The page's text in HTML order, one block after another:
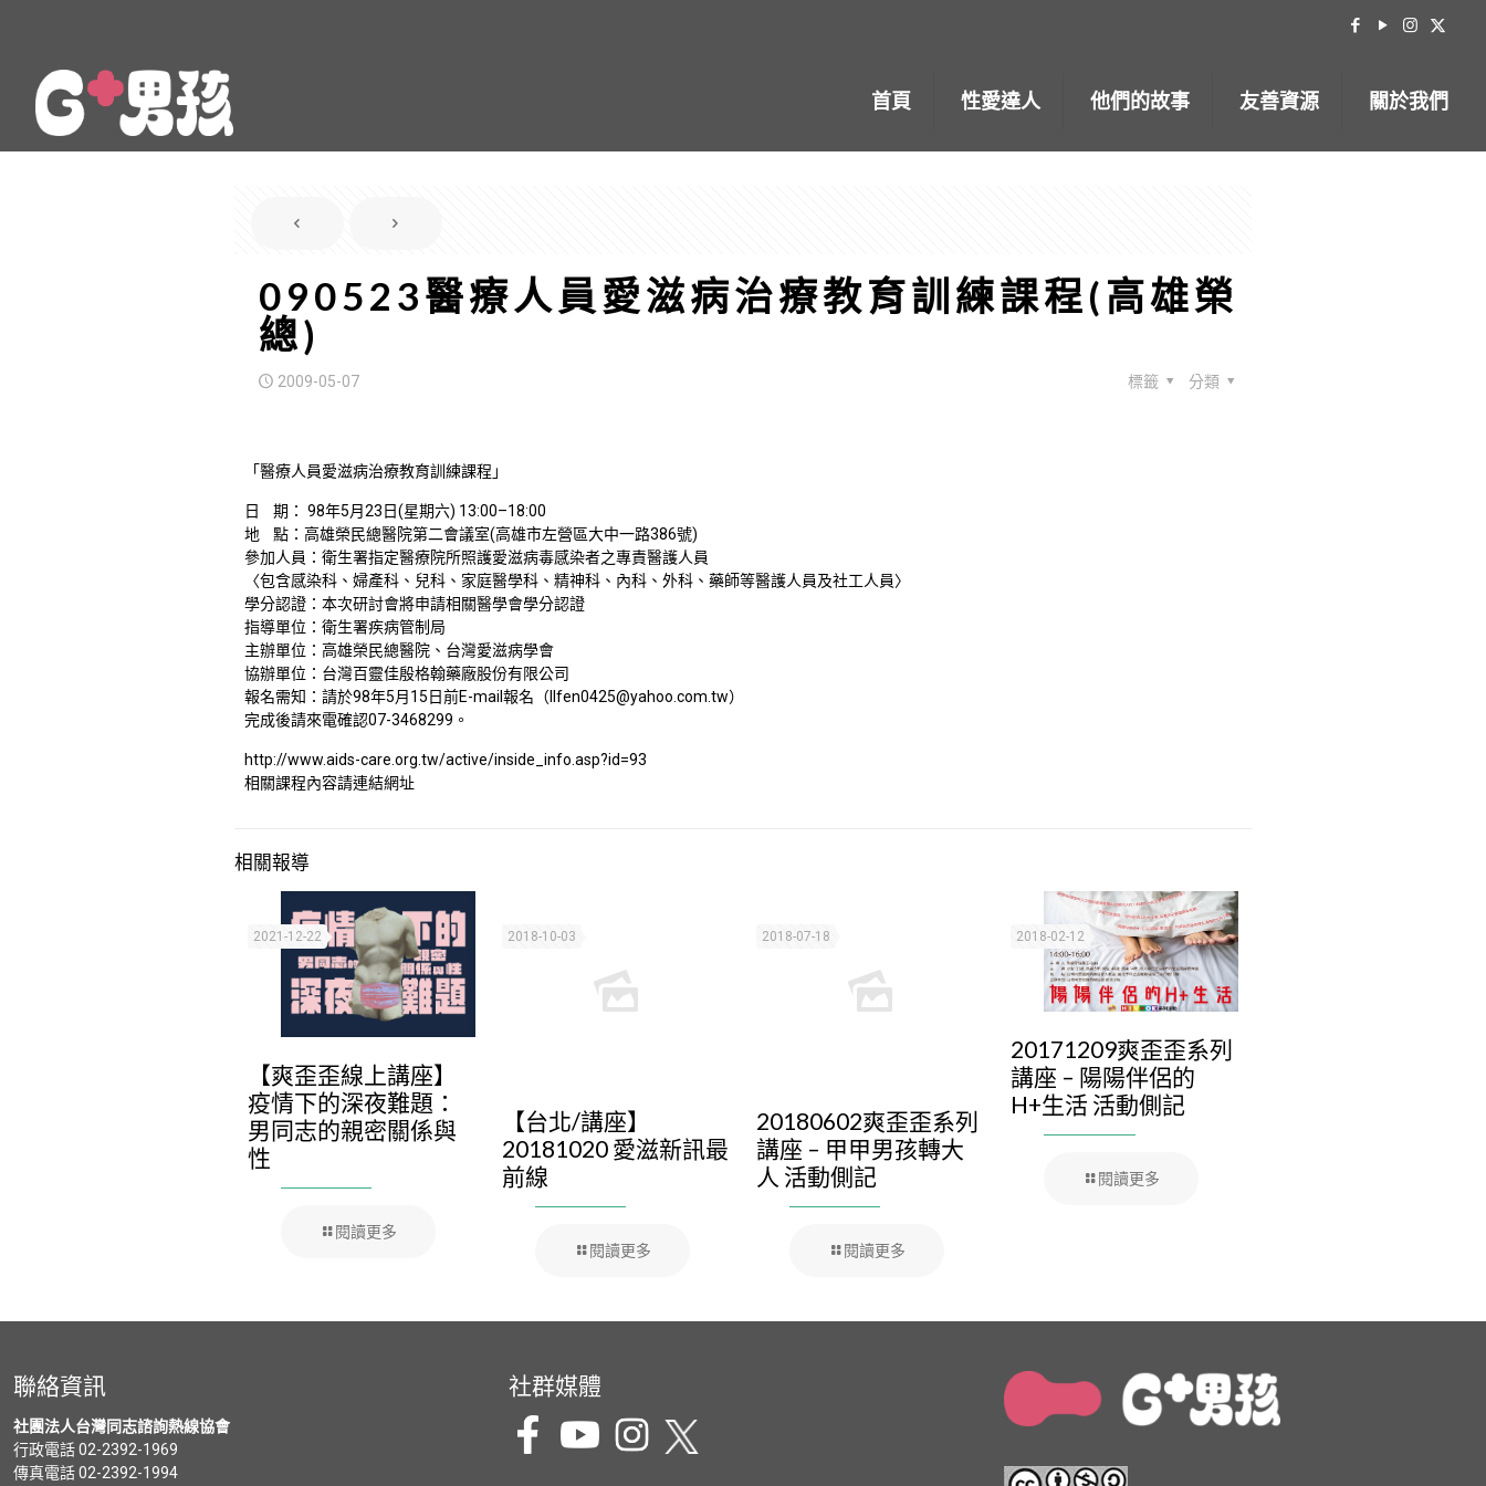
首頁 性愛達人 他們的故事 友善資源 關於我們
090523醫療人員愛滋病治療教育訓練課程(高雄榮
總)
2009-05-07 分類
標籤
「醫療人員愛滋病治療教育訓練課程」
日 期： 98年5月23日(星期六) 13:00–18:00
地 點：高雄榮民總醫院第二會議室(高雄市左營區大中一路386號)
參加人員：衛生署指定醫療院所照護愛滋病毒感染者之專責醫護人員
〈包含感染科、婦產科、兒科、家庭醫學科、精神科、內科、外科、藥師等醫護人員及社工人員〉
學分認證：本次研討會將申請相關醫學會學分認證
指導單位：衛生署疾病管制局
主辦單位：高雄榮民總醫院、台灣愛滋病學會
協辦單位：台灣百靈佳殷格翰藥廠股份有限公司
報名需知：請於98年5月15日前E-mail報名（llfen0425@yahoo.com.tw）
完成後請來電確認07-3468299。
http://www.aids-care.org.tw/active/inside_info.asp?id=93
相關課程內容請連結網址
相關報導
2021-12-22
【爽歪歪線上講座】
疫情下的深夜難題：
男同志的親密關係與
性
閱讀更多
2018-10-03
【台北/講座】
20181020 愛滋新訊最
前線
閱讀更多
2018-07-18
20180602爽歪歪系列
講座 – 甲甲男孩轉大
人 活動側記
閱讀更多
2018-02-12
20171209爽歪歪系列
講座 – 陽陽伴侶的
H+生活 活動側記
閱讀更多
聯絡資訊
社團法人台灣同志諮詢熱線協會
行政電話 02-2392-1969
傳真電話 02-2392-1994
社群媒體